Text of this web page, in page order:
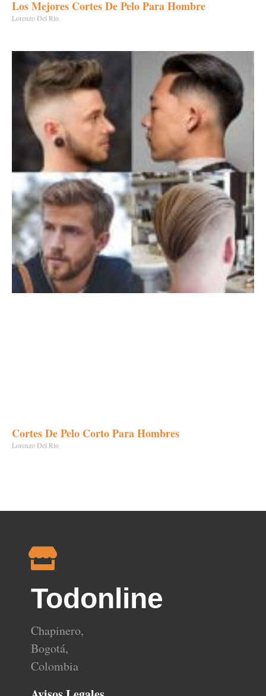
Los Mejores Cortes De Pelo Para Hombre
Lorenzo Del Río
Cortes De Pelo Corto Para Hombres
Lorenzo Del Río
Todonline
Chapinero,
Bogotá,
Colombia